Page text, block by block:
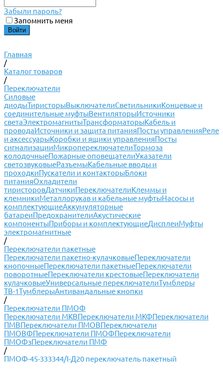
Забыли пароль?
Запомнить меня
Главная
/
Каталог товаров
/
Переключатели
Силовые
диодыТиристорыВыключателиСветильникиКонцевые и
соединительные муфтыВентиляторыИсточники
светаЭлектромагнитыТрансформаторыКабель и
проводаИсточники и защита питанияПосты управленияРеле
и аксессуарыКоробки и ящики управленияПосты
сигнализацииМикропереключателиТормоза
колодочныеПожарные оповещателиУказатели
светозвуковыеРазъемыКабельные вводы и
проходкиПускатели и контакторыБлоки
питанияОхладители
тиристоровДатчикиПереключателиКлеммы и
клемникиМеталлорукав и кабельные муфтыНасосы и
комплектующиеАккумуляторные
батареиПредохранителиАкустические
компонентыПриборы и комплектующиеДисплеиМуфты
электромагнитные
/
Переключатели пакетные
Переключатели пакетно-кулачковыеПереключатели
кнопочныеПереключатели пакетныеПереключатели
поворотныеПереключатели крестовыеПереключатели
кулачковыеУниверсальные переключателиТумблеры
ТВ-1ТумблерыАнтивандальные кнопки
/
Переключатели ПМОФ
Переключатели МКВПереключатели МКФПереключатели
ПМВПереключатели ПМОВПереключатели
ПМОВФПереключатели ПМОФПереключатели
ПМОФзПереключатели ПМФ
/
ПМОФ-45-333344/I-Д20 переключатель пакетный